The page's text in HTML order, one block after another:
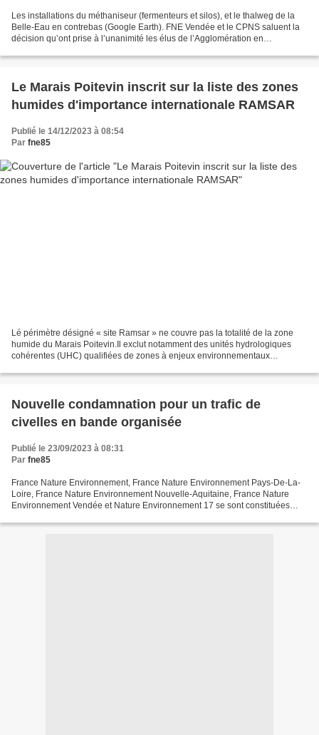
Les installations du méthaniseur (fermenteurs et silos), et le thalweg de la
Belle-Eau en contrebas (Google Earth). FNE Vendée et le CPNS saluent la
décision qu’ont prise à l’unanimité les élus de l’Agglomération en
Le Marais Poitevin inscrit sur la liste des zones
humides d'importance internationale RAMSAR
Publié le 14/12/2023 à 08:54
Par fne85
Lé périmètre désigné « site Ramsar » ne couvre pas la totalité de la zone
humide du Marais Poitevin.Il exclut notamment des unités hydrologiques
cohérentes (UHC) qualifiées de zones à enjeux environnementaux
Nouvelle condamnation pour un trafic de
civelles en bande organisée
Publié le 23/09/2023 à 08:31
Par fne85
France Nature Environnement, France Nature Environnement Pays-De-La-
Loire, France Nature Environnement Nouvelle-Aquitaine, France Nature
Environnement Vendée et Nature Environnement 17 se sont constituées